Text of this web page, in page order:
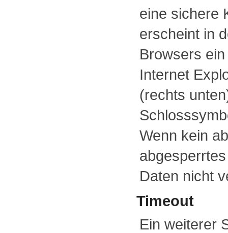
eine sichere
erscheint in
Browsers
Internet
(rechts
Wenn kein
Daten nicht
Timeout
Ein weiterer